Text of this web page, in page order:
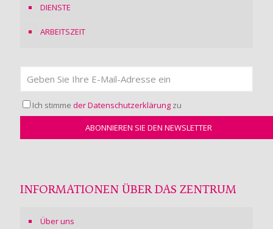
DIENSTE
ARBEITSZEIT
Ich stimme der Datenschutzerklärung zu
INFORMATIONEN ÜBER DAS ZENTRUM
Über uns